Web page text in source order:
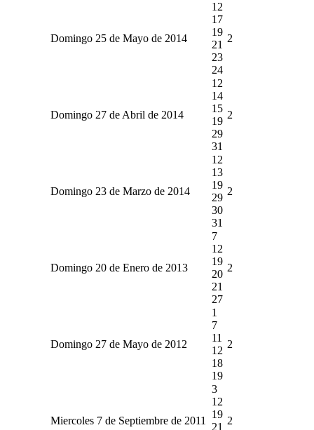
Domingo 25 de Mayo de 2014
12
17
19
21
23
24
2
Domingo 27 de Abril de 2014
12
14
15
19
29
31
2
Domingo 23 de Marzo de 2014
12
13
19
29
30
31
2
Domingo 20 de Enero de 2013
7
12
19
20
21
27
2
Domingo 27 de Mayo de 2012
1
7
11
12
18
19
2
Miercoles 7 de Septiembre de 2011
3
12
19
21
2